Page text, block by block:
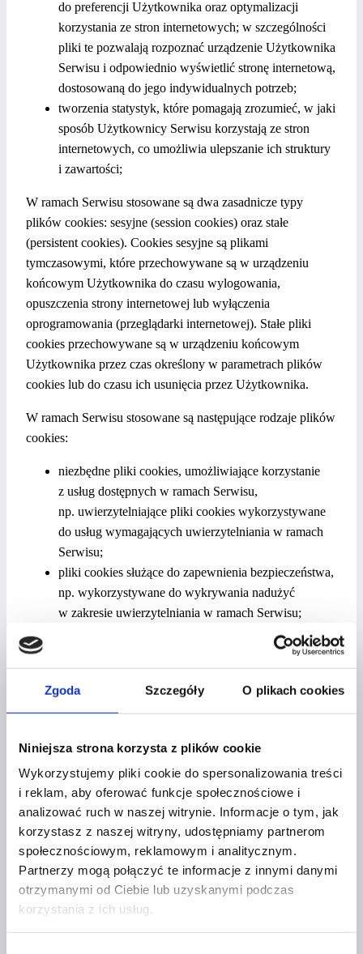
Zgoda Szczegóły O plikach cookies
Niniejsza strona korzysta z plików cookie
Wykorzystujemy pliki cookie do spersonalizowania treści
i reklam, aby oferować funkcje społecznościowe i
analizować ruch w naszej witrynie. Informacje o tym, jak
korzystasz z naszej witryny, udostępniamy partnerom
społecznościowym, reklamowym i analitycznym.
Partnerzy mogą połączyć te informacje z innymi danymi
otrzymanymi od Ciebie lub uzyskanymi podczas
korzystania z ich usług.
do preferencji Użytkownika oraz optymalizacji
korzystania ze stron internetowych; w szczególności
pliki te pozwalają rozpoznać urządzenie Użytkownika
Serwisu i odpowiednio wyświetlić stronę internetową,
dostosowaną do jego indywidualnych potrzeb;
tworzenia statystyk, które pomagają zrozumieć, w jaki
sposób Użytkownicy Serwisu korzystają ze stron
internetowych, co umożliwia ulepszanie ich struktury
i zawartości;
W ramach Serwisu stosowane są dwa zasadnicze typy
plików cookies: sesyjne (session cookies) oraz stałe
(persistent cookies). Cookies sesyjne są plikami
tymczasowymi, które przechowywane są w urządzeniu
końcowym Użytkownika do czasu wylogowania,
opuszczenia strony internetowej lub wyłączenia
oprogramowania (przeglądarki internetowej). Stałe pliki
cookies przechowywane są w urządzeniu końcowym
Użytkownika przez czas określony w parametrach plików
cookies lub do czasu ich usunięcia przez Użytkownika.
W ramach Serwisu stosowane są następujące rodzaje plików
cookies:
niezbędne pliki cookies, umożliwiające korzystanie
z usług dostępnych w ramach Serwisu,
np. uwierzytelniające pliki cookies wykorzystywane
do usług wymagających uwierzytelniania w ramach
Serwisu;
pliki cookies służące do zapewnienia bezpieczeństwa,
np. wykorzystywane do wykrywania nadużyć
w zakresie uwierzytelniania w ramach Serwisu;
wydajnościowe pliki cookies, umożliwiające zbieranie
internetowych Serwisu;
funkcjonalne pliki cookies, umożliwiające
zapamiętanie wybranych przez Użytkownika
np. w zakresie wybranego języka lub regionu,
z którego pochodzi Użytkownik, rozmiaru czcionki,
wyglądu strony internetowej itp.;
reklamowe pliki cookies, umożliwiające dostarczanie
Użytkownikom treści reklamowych bardziej
dostosowanych do ich zainteresowań.
W wielu przypadkach oprogramowanie służące
do przeglądania stron internetowych (przeglądarka
internetowa) domyślnie dopuszcza przechowywanie plików